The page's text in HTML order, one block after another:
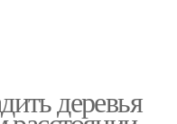
деревья